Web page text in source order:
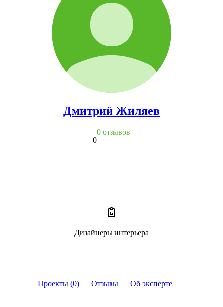
Проекты (0) Отзывы Об эксперте
Дмитрий Жиляев
0
0 отзывов
Дизайнеры интерьера